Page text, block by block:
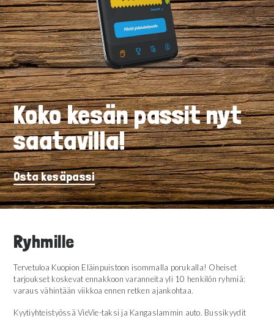
Koko kesän passit nyt
saatavilla!
Osta kesäpassi
Ryhmille
Tervetuloa Kuopion Eläinpuistoon isommalla porukalla! Oheiset
tarjoukset koskevat ennakkoon varanneita yli 10 henkilön ryhmiä:
varaus vähintään viikkoa ennen retken ajankohtaa.
Kyytiyhteistyössä VieVie-taksi ja Kangaslammin auto. Bussikyydit